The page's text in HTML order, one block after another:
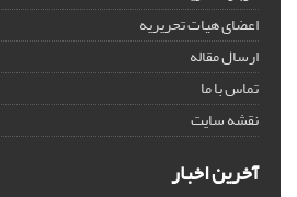
اعضای هیات تحریریه
ارسال مقاله
تماس با ما
نقشه سایت
آخرین اخبار